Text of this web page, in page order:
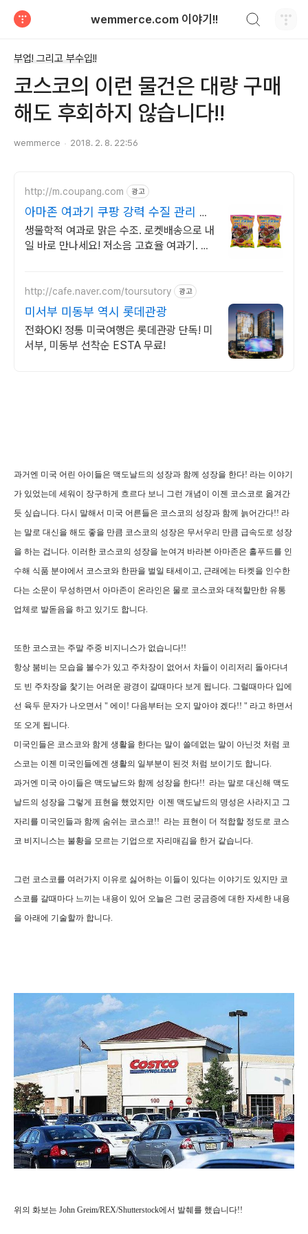
wemmerce.com 이야기!!
부업! 그리고 부수입!!
코스코의 이런 물건은 대량 구매
해도 후회하지 않습니다!!
wemmerce 2018. 2. 8. 22:56
http://m.coupang.com 광고
아마존 여과기 쿠팡 강력 수질 관리 솔
루션
생물학적 여과로 맑은 수조. 로켓배송으로 내
일 바로 만나세요! 저소음 고효율 여과기. 간
http://cafe.naver.com/toursutory 광고
미서부 미동부 역시 롯데관광
전화OK! 정통 미국여행은 롯데관광 단독! 미
서부, 미동부 선착순 ESTA 무료!
과거엔 미국 어린 아이들은 맥도날드의 성장과 함께 성장을 한다! 라는 이야기
가 있었는데 세워이 장구하게 흐르다 보니 그런 개념이 이젠 코스코로 옮겨간
듯 싶습니다. 다시 말해서 미국 어른들은 코스코의 성장과 함께 늙어간다!! 라
는 말로 대신을 해도 좋을 만큼 코스코의 성장은 무서우리 만큼 급속도로 성장
을 하는 겁니다. 이러한 코스코의 성장을 눈여겨 바라본 아마존은 홀푸드를 인
수해 식품 분야에서 코스코와 한판을 벌일 태세이고, 근래에는 타켓을 인수한
다는 소문이 무성하면서 아마존이 온라인은 물로 코스코와 대적할만한 유통
업체로 발돋음을 하고 있기도 합니다.
또한 코스코는 주말 주중 비지니스가 없습니다!!
항상 붐비는 모습을 볼수가 있고 주차장이 없어서 차들이 이리저리 돌아다녀
도 빈 주차장을 찿기는 어려운 광경이 갈때마다 보게 됩니다. 그럴때마다 입에
선 육두 문자가 나오면서 " 에이! 다음부터는 오지 말아야 겠다!! " 라고 하면서
또 오게 됩니다.
미국인들은 코스코와 함게 생활을 한다는 말이 쓸데없는 말이 아닌것 처럼 코
스코는 이젠 미국인들에겐 생활의 일부분이 된것 처럼 보이기도 합니다.
과거엔 미국 아이들은 맥도날드와 함께 성장을 한다!! 라는 말로 대신해 맥도
날드의 성장을 그렇게 표현을 했었지만 이젠 맥도날드의 명성은 사라지고 그
자리를 미국인들과 함께 숨쉬는 코스코!! 라는 표현이 더 적합할 정도로 코스
코 비지니스는 불황을 모르는 기업으로 자리매김을 한거 같습니다.
그런 코스코를 여러가지 이유로 싫어하는 이들이 있다는 이야기도 있지만 코
스코를 갈때마다 느끼는 내용이 있어 오늘은 그런 궁금증에 대한 자세한 내용
을 아래에 기술할까 합니다.
위의 화보는 John Greim/REX/Shutterstock에서 발췌를 했습니다!!